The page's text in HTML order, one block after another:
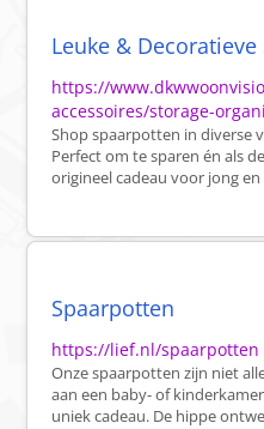
Leuke &
https://
accessoires/storage-
Shop spaarpotten in diverse
Perfect om te sparen én als
origineel cadeau voor jong
Spaarpotten
https://lief.nl/spaarpotten
Onze spaarpotten zijn niet
aan een baby- of
uniek cadeau. De hippe